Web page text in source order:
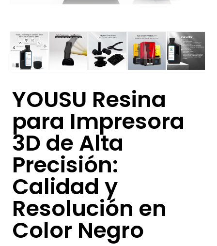
YOUSU Resina
para Impresora
3D de Alta
Precisión:
Calidad y
Resolución en
Color Negro